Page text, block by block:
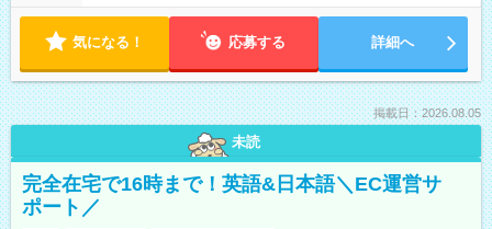
気になる！ 応募する 詳細へ
掲載日：2026.08.05
未読
完全在宅で16時まで！英語&日本語＼EC運営サ
ポート／